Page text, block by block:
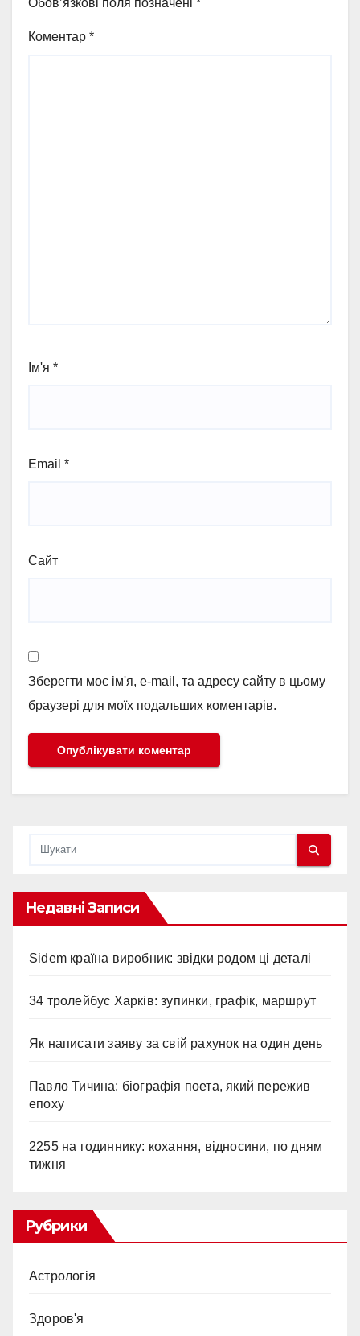
Коментар *
Ім'я *
Email *
Сайт
Зберегти моє ім'я, e-mail, та адресу сайту в цьому
браузері для моїх подальших коментарів.
Недавні Записи
Sidem країна виробник: звідки родом ці деталі
34 тролейбус Харків: зупинки, графік, маршрут
Як написати заяву за свій рахунок на один день
Павло Тичина: біографія поета, який пережив
епоху
2255 на годиннику: кохання, відносини, по дням
тижня
Рубрики
Астрологія
Здоров'я